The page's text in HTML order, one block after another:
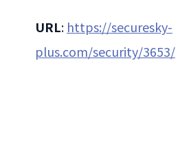
URL: https://securesky-
plus.com/security/3653/